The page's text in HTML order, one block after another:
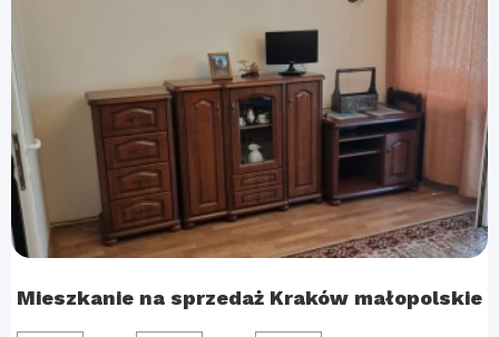
Mieszkanie na sprzedaż Kraków małopolskie